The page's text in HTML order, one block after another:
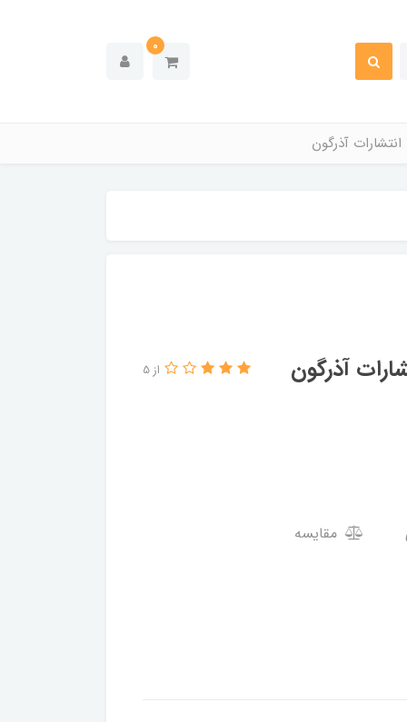
0
انتشارات آذرگون
آذرگون از 5
مقایسه